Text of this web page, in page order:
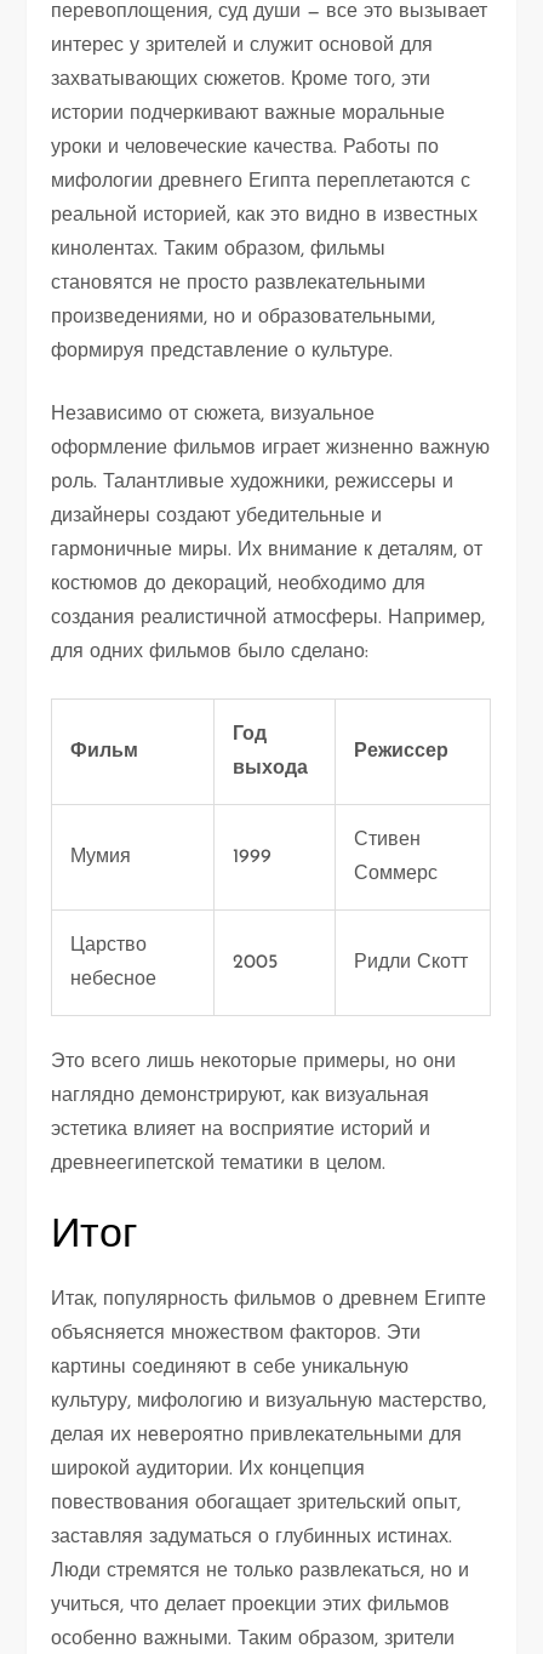
перевоплощения, суд души — все это вызывает
интерес у зрителей и служит основой для
захватывающих сюжетов. Кроме того, эти
истории подчеркивают важные моральные
уроки и человеческие качества. Работы по
мифологии древнего Египта переплетаются с
реальной историей, как это видно в известных
кинолентах. Таким образом, фильмы
становятся не просто развлекательными
произведениями, но и образовательными,
формируя представление о культуре.
Независимо от сюжета, визуальное
оформление фильмов играет жизненно важную
роль. Талантливые художники, режиссеры и
дизайнеры создают убедительные и
гармоничные миры. Их внимание к деталям, от
костюмов до декораций, необходимо для
создания реалистичной атмосферы. Например,
для одних фильмов было сделано:
Фильм
Год
выхода
Режиссер
Мумия 1999
Стивен
Соммерс
Царство
небесное
2005 Ридли Скотт
Это всего лишь некоторые примеры, но они
наглядно демонстрируют, как визуальная
эстетика влияет на восприятие историй и
древнеегипетской тематики в целом.
Итог
Итак, популярность фильмов о древнем Египте
объясняется множеством факторов. Эти
картины соединяют в себе уникальную
культуру, мифологию и визуальную мастерство,
делая их невероятно привлекательными для
широкой аудитории. Их концепция
повествования обогащает зрительский опыт,
заставляя задуматься о глубинных истинах.
Люди стремятся не только развлекаться, но и
учиться, что делает проекции этих фильмов
особенно важными. Таким образом, зрители